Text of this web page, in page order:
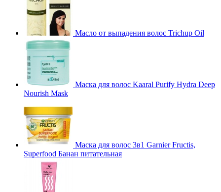
Масло от выпадения волос Trichup Oil
Маска для волос Kaaral Purify Hydra Deep
Nourish Mask
Маска для волос 3в1 Garnier Fructis,
Superfood Банан питательная